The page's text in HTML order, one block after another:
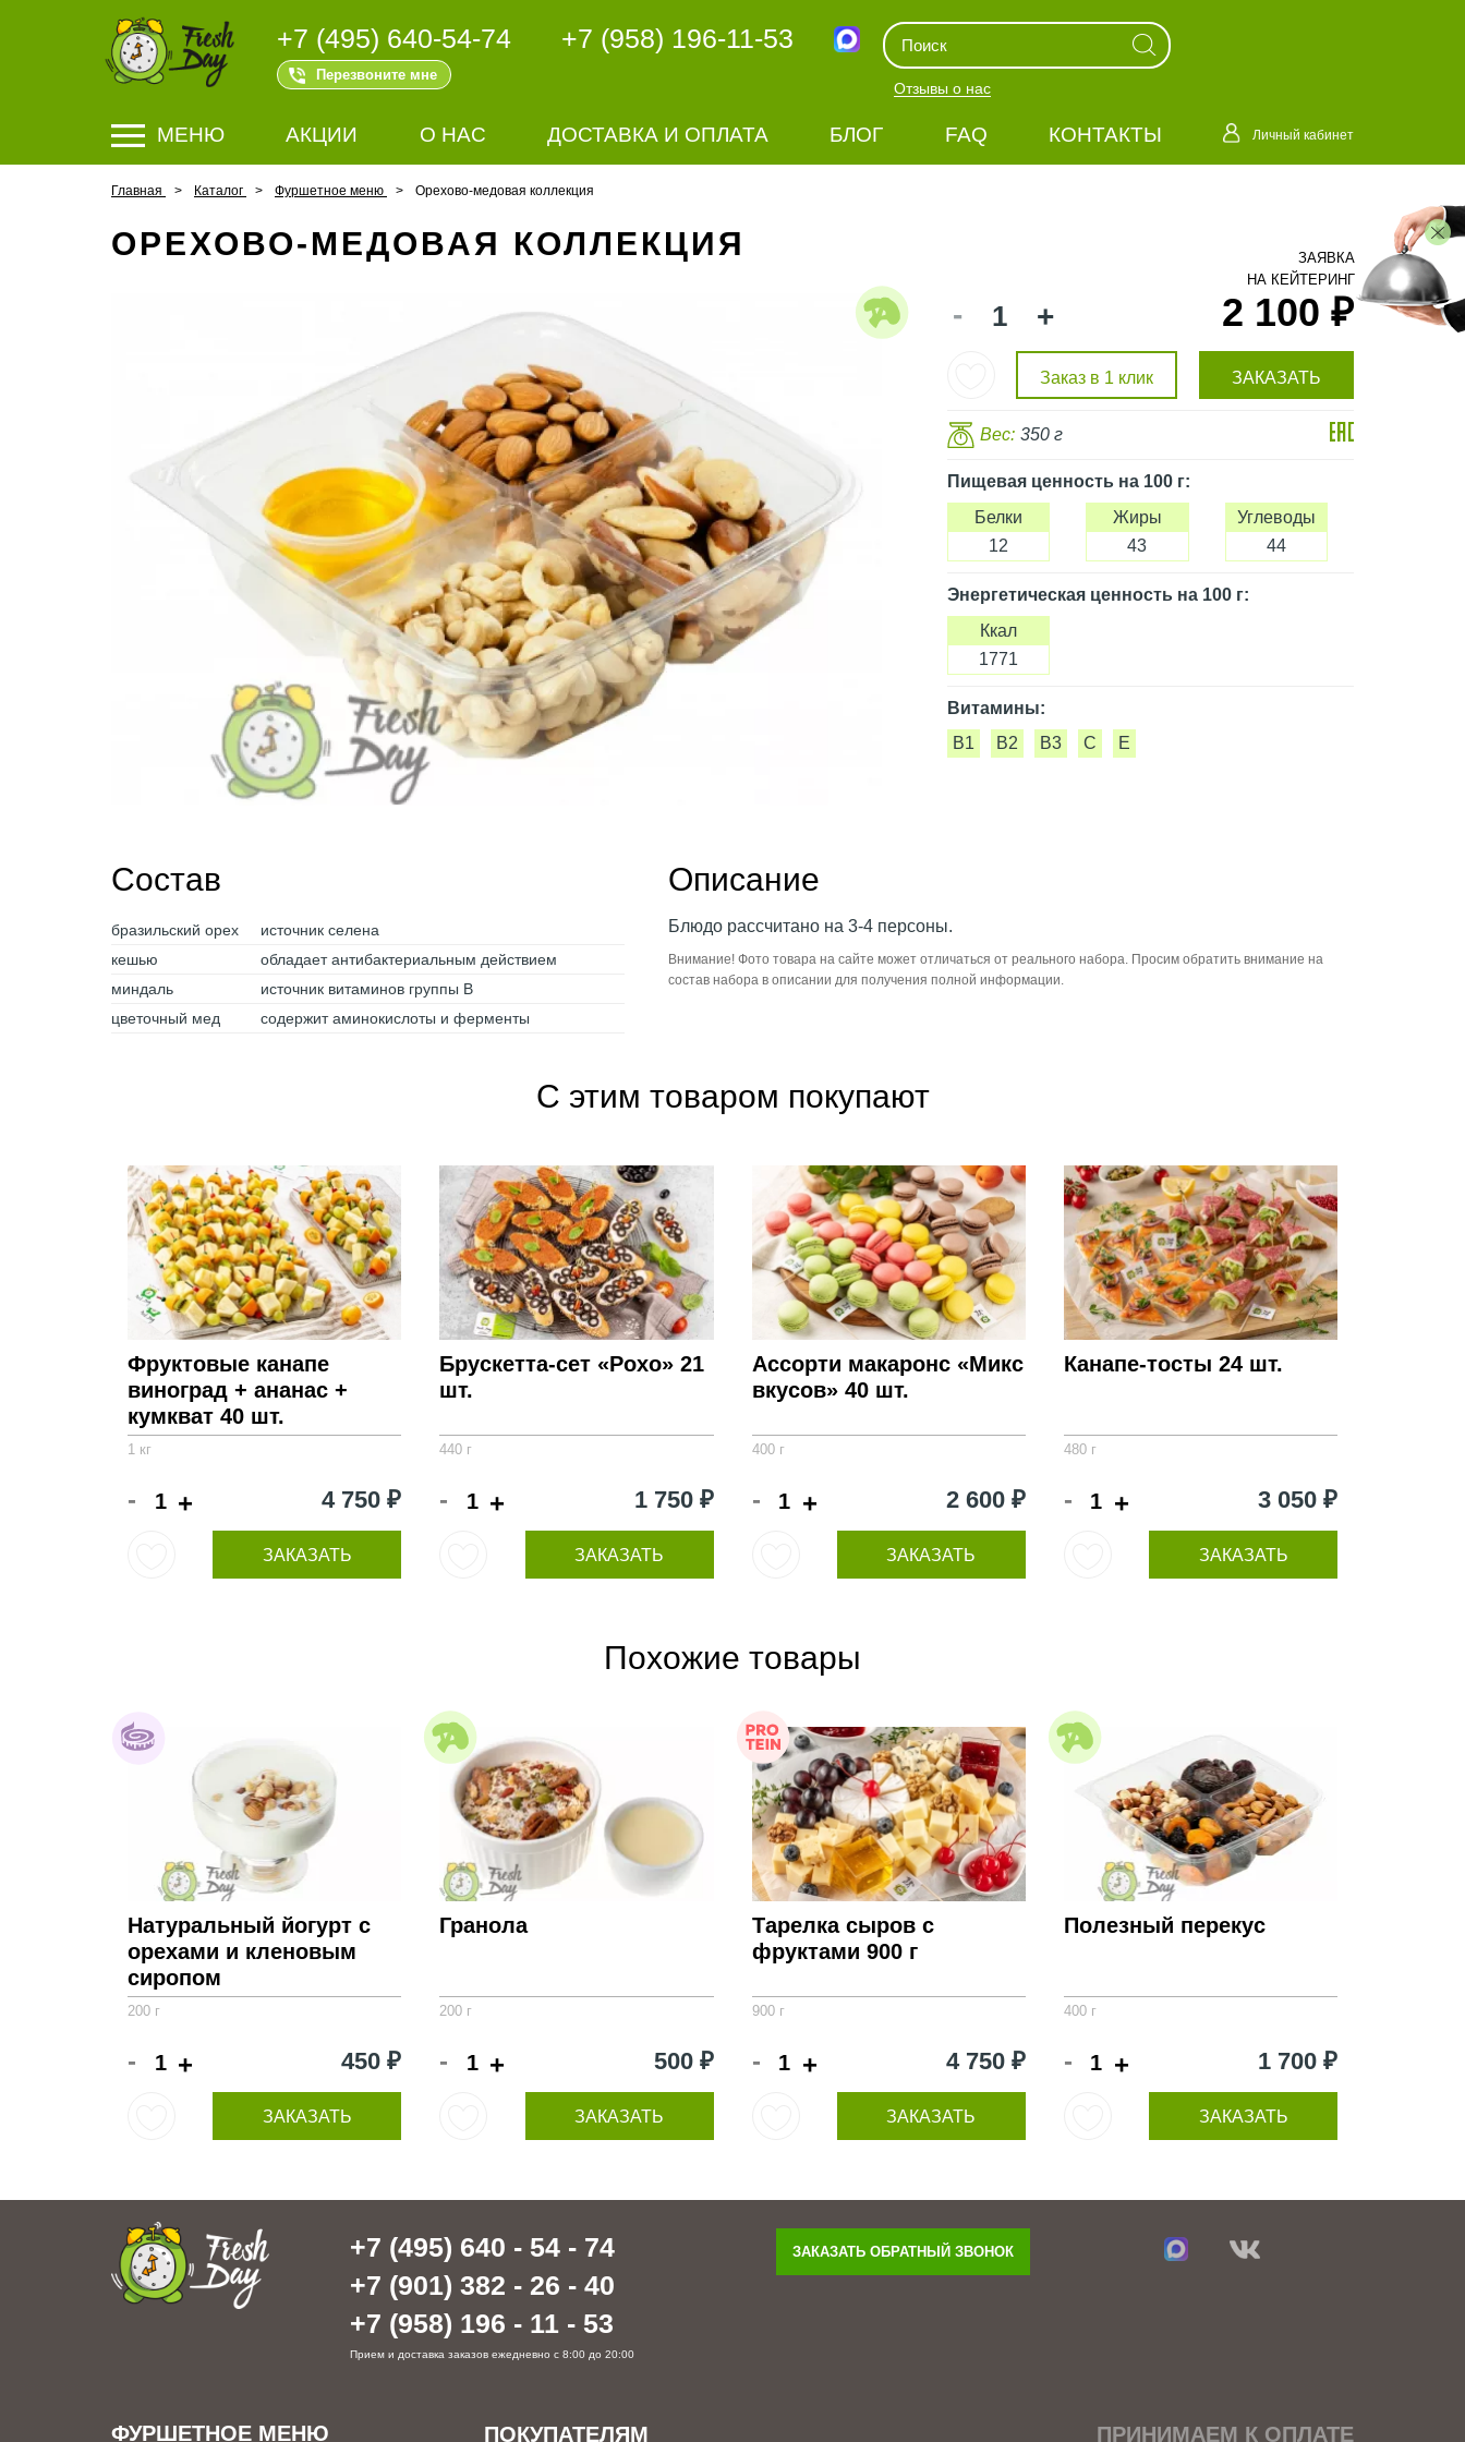
+7 (495) 640-54-74
Перезвоните мне
+7 (958) 196-11-53
Отзывы о нас
МЕНЮ АКЦИИ О НАС ДОСТАВКА И ОПЛАТА БЛОГ FAQ КОНТАКТЫ Личный кабинет
Главная Каталог Фуршетное меню Орехово-медовая коллекция
ОРЕХОВО-МЕДОВАЯ КОЛЛЕКЦИЯ
- + 2 100 ₽
Заказ в 1 клик ЗАКАЗАТЬ
Вес: 350 г
Пищевая ценностьна 100 г:
Белки
12
Жиры
43
Углеводы
44
Энергетическая ценностьна 100 г:
Ккал
1771
Витамины:
B1
B2 B3 C E
Состав
бразильский орех
источник селена
кешью
обладает антибактериальным действием
миндаль
источник витаминов группы В
цветочный мед
содержит аминокислоты и ферменты
Описание
Блюдо рассчитано на 3-4 персоны.
Внимание! Фото товара на сайте может отличаться от реального набора. Просим обратить внимание на
состав набора в описании для получения полной информации.
С этим товаром покупают
Фруктовые канапе
виноград + ананас +
кумкват 40 шт.
1 кг
- + 4 750 ₽
ЗАКАЗАТЬ
Брускетта-сет «Рохо» 21
шт.
440 г
- + 1 750 ₽
ЗАКАЗАТЬ
Ассорти макаронс «Микс
вкусов» 40 шт.
400 г
- + 2 600 ₽
ЗАКАЗАТЬ
Канапе-тосты 24 шт.
480 г
- + 3 050 ₽
ЗАКАЗАТЬ
Похожие товары
Натуральный йогурт с
орехами и кленовым
сиропом
200 г
- + 450 ₽
ЗАКАЗАТЬ
Гранола
200 г
- + 500 ₽
ЗАКАЗАТЬ
Тарелка сыров с
фруктами 900 г
900 г
- + 4 750 ₽
ЗАКАЗАТЬ
Полезный перекус
400 г
- + 1 700 ₽
ЗАКАЗАТЬ
+7 (495) 640 - 54 - 74
+7 (901) 382 - 26 - 40
+7 (958) 196 - 11 - 53
Прием и доставка заказов ежедневно с 8:00 до 20:00
ЗАКАЗАТЬ ОБРАТНЫЙ ЗВОНОК
ФУРШЕТНОЕ МЕНЮ ПОКУПАТЕЛЯМ ПРИНИМАЕМ К ОПЛАТЕ
ЗАЯВКА
НА КЕЙТЕРИНГ